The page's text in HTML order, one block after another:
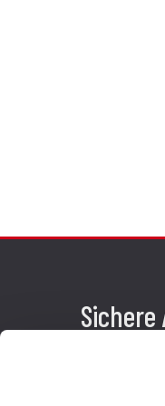
Sichere